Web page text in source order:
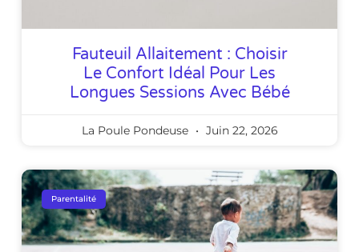
Fauteuil Allaitement : Choisir
Le Confort Idéal Pour Les
Longues Sessions Avec Bébé
La Poule Pondeuse Juin 22, 2026
Parentalité